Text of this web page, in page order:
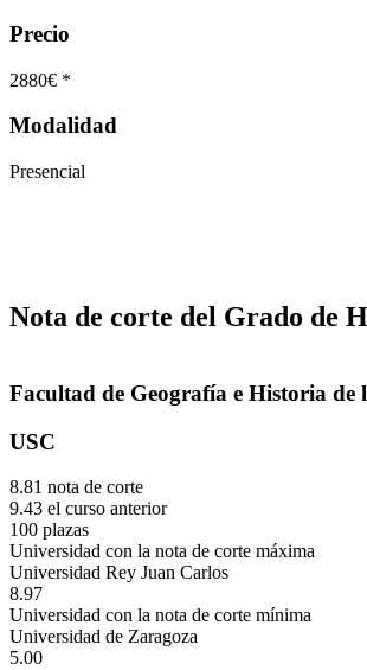
Precio
2880€ *
Modalidad
Presencial
Nota de corte del Grado de
Facultad de Geografía e Historia de
USC
8.81 nota de corte
9.43 el curso anterior
100 plazas
Universidad con la nota de corte máxima
Universidad Rey Juan Carlos
8.97
Universidad con la nota de corte mínima
Universidad de Zaragoza
5.00